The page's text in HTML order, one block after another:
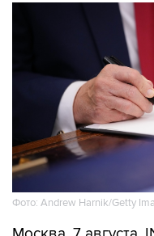
Фото: Andrew Harnik/Getty